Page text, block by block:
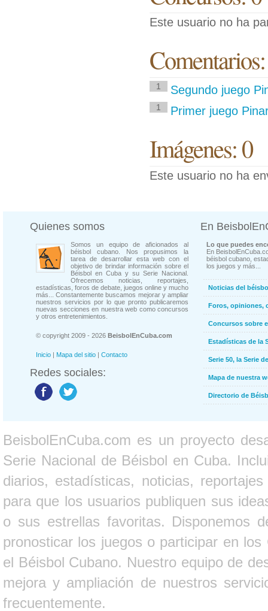
Este usuario no ha
1 Segundo juego
1 Primer juego
Imágenes: 0
Este usuario no ha
Quienes somos
Somos un equipo de aficionados al
béisbol cubano. Nos propusimos la
tarea de desarrollar esta web con el
objetivo de brindar información sobre el
Béisbol en Cuba y su Serie Nacional.
Ofrecemos noticias, reportajes,
estadísticas, foros de debate, juegos online y mucho
más... Constantemente buscamos mejorar y ampliar
nuestros servicios por lo que pronto publicaremos
nuevas secciones en nuestra web como concursos
y otros entretenimientos.
© copyright 2009 - 2026 BeisbolEnCuba.com
Inicio | Mapa del sitio | Contacto
Redes sociales:
En
Lo que puedes
En
béisbol cubano,
los juegos y más...
Noticias del
Foros, opiniones,
Concursos sobre
Estadísticas de la
Serie 50, la Serie
Mapa de nuestra
Directorio de
BeisbolEnCuba.com es un proyecto
Serie Nacional de Béisbol en Cuba.
diarios, estadísticas, noticias,
para que los usuarios publiquen sus
o sus estrellas favoritas. Disponemos
pronosticar los juegos o participar en
el Béisbol Cubano. Nuestro equipo de
mejora y ampliación de nuestros
frecuentemente.